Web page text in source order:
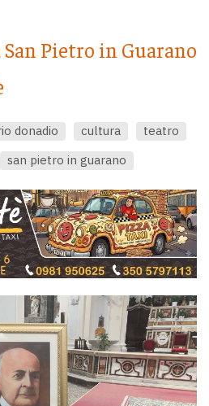
Pietro in Guarano
donadio cultura
teatro
san pietro in guarano